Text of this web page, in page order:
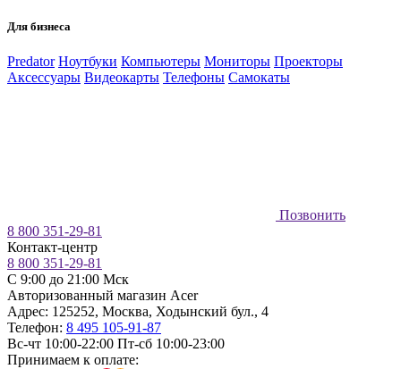
Для бизнеса
Predator Ноутбуки Компьютеры Мониторы Проекторы
Аксессуары Видеокарты Телефоны Самокаты
Позвонить
8 800 351-29-81
Контакт-центр
8 800 351-29-81
C 9:00 до 21:00 Мск
Авторизованный магазин Acer
Адрес: 125252, Москва, Ходынский бул., 4
Телефон: 8 495 105-91-87
Вс-чт 10:00-22:00 Пт-сб 10:00-23:00
Принимаем к оплате: